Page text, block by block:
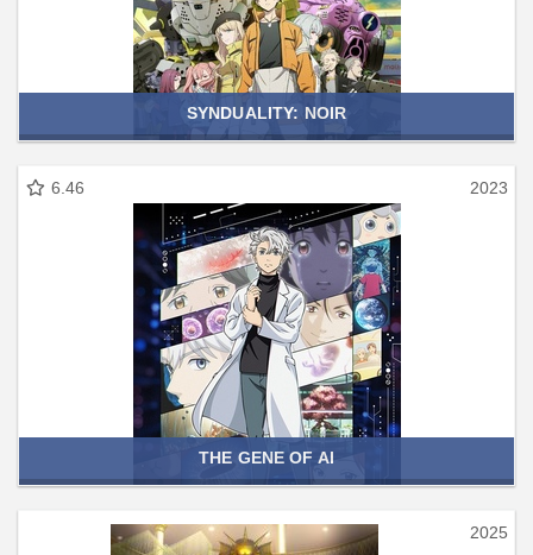
SYNDUALITY: NOIR
6.46 2023
THE GENE OF AI
2025